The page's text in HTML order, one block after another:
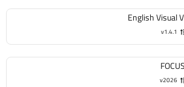
English Visual
v1.4.1
v2026